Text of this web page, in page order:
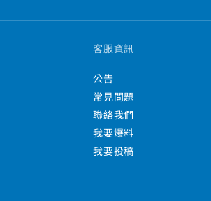
客服資訊
公告
常見問題
聯絡我們
我要爆料
我要投稿